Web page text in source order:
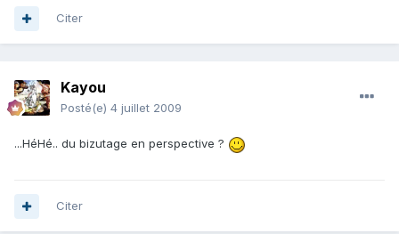
Citer
Kayou
Posté(e) 4 juillet 2009
...HéHé.. du bizutage en perspective ?
Citer